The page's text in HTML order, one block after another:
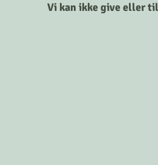
Vi kan ikke give eller